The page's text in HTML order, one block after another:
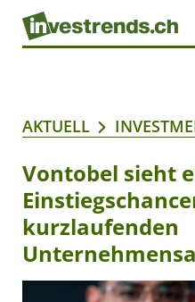
AKTUELL
Vontobel sieht
kurzlaufenden